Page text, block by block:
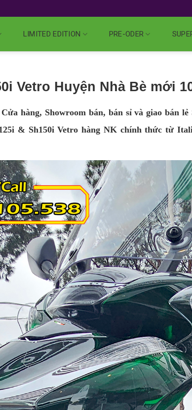
LIMITED EDITION PRE-ODER
Vetro Huyện Nhà Bè mới
hàng, Showroom bán, bán sỉ và giao bán lẻ
& Sh150i Vetro hàng NK chính thức từ